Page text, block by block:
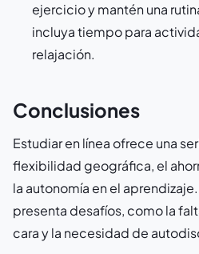
ejercicio y mantén una
incluya tiempo para
relajación.
Conclusiones
Estudiar en línea ofrece una
flexibilidad geográfica, el
la autonomía en el
presenta desafíos, como la
cara y la necesidad de